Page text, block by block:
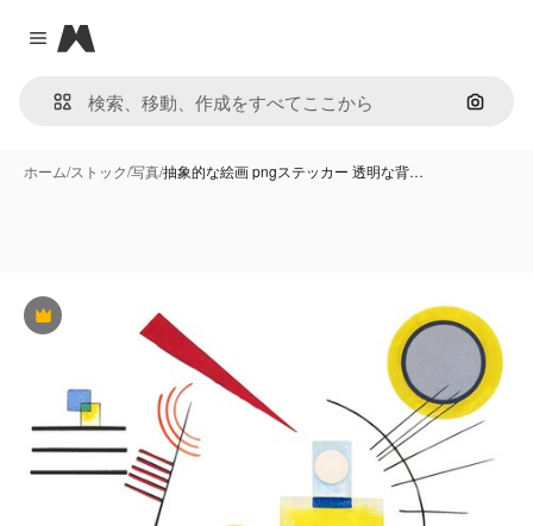
Close menu
Magnific
画像で
ホーム/ストック/写真/抽象的な絵画 pngステッカー 透明な背…
Premium